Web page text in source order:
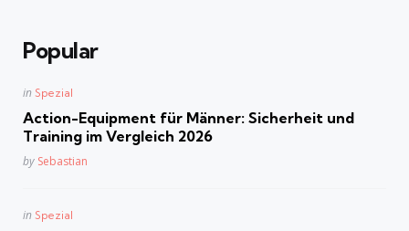
Popular
Posted
in
in Spezial
Action-Equipment für Männer: Sicherheit und
Training im Vergleich 2026
Posted
by Sebastian
Posted
in Spezial